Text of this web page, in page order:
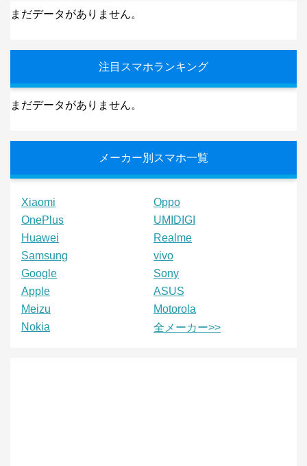
まだデータがありません。
注目スマホランキング
まだデータがありません。
メーカー別スマホ一覧
Xiaomi
Oppo
OnePlus
UMIDIGI
Huawei
Realme
Samsung
vivo
Google
Sony
Apple
ASUS
Meizu
Motorola
Nokia
全メーカー>>